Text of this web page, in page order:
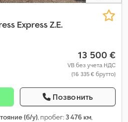
Express Z.E.
13 500 €
VB без учета НДС
(16 335 € брутто)
Позвонить
(б/у), пробег: 3 476 км,